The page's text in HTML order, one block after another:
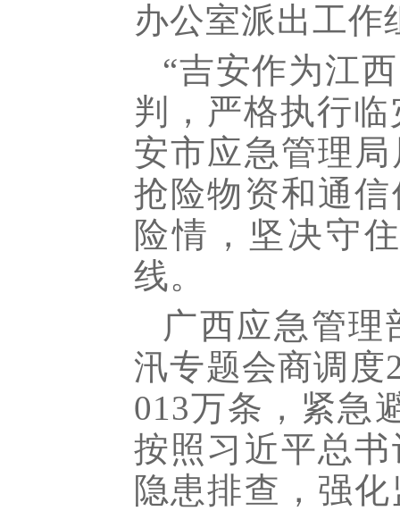
办公室派出工作
“吉安作为江
判，严格执行临
安市应急管理
抢险物资和通
险情，坚决守
线。
广西应急管
汛专题会商调度
013万条，紧急
按照习近平总
隐患排查，强